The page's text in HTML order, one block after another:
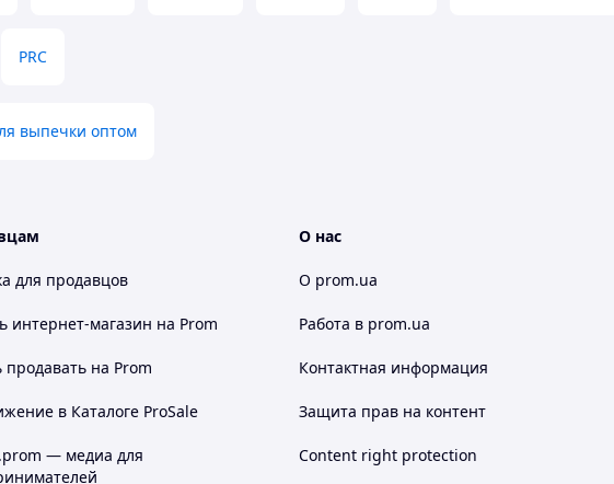
PRC
выпечки оптом
для продавцов
интернет-магазин на Prom
продавать на Prom
в Каталоге ProSale
— медиа для
О нас
О prom.ua
Работа в prom.ua
Контактная информация
Защита прав на контент
Content right protection